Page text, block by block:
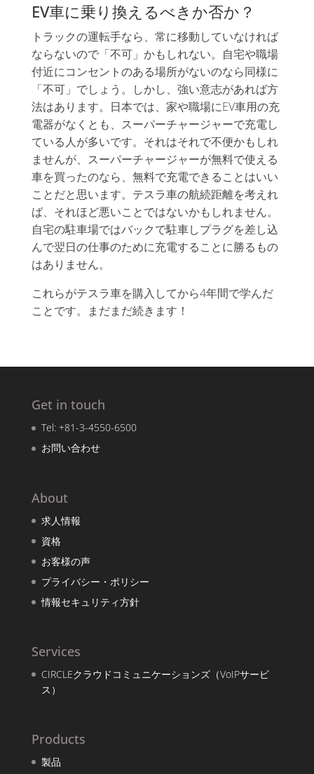
EV車に乗り換えるべきか否か？
トラックの運転手なら、常に移動していなければ
ならないので「不可」かもしれない。自宅や職場
付近にコンセントのある場所がないのなら同様に
「不可」でしょう。しかし、強い意志があれば方
法はあります。日本では、家や職場にEV車用の充
電器がなくとも、スーパーチャージャーで充電し
ている人が多いです。それはそれで不便かもしれ
ませんが、スーパーチャージャーが無料で使える
車を買ったのなら、無料で充電できることはいい
ことだと思います。テスラ車の航続距離を考えれ
ば、それほど悪いことではないかもしれません。
自宅の駐車場ではバックで駐車しプラグを差し込
んで翌日の仕事のために充電することに勝るもの
はありません。
これらがテスラ車を購入してから4年間で学んだ
ことです。まだまだ続きます！
Get in touch
Tel: +81-3-4550-6500
お問い合わせ
About
求人情報
資格
お客様の声
プライバシー・ポリシー
情報セキュリティ方針
Services
CIRCLEクラウドコミュニケーションズ（VoIPサービ
ス）
Products
製品